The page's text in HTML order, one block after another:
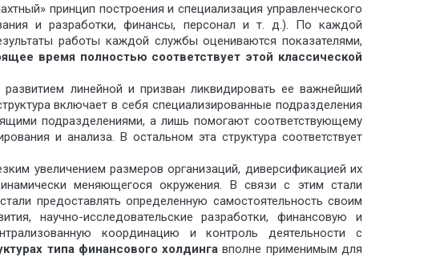
принцип построения и специализация управленческого
и разработки, финансы, персонал и т. д.). По каждой
работы каждой службы оцениваются показателями,
время полностью соответствует этой классической
линейной и призван ликвидировать ее важнейший
включает в себя специализированные подразделения
подразделениями, а лишь помогают соответствующему
и анализа. В остальном эта структура соответствует
увеличением размеров организаций, диверсификацией их
меняющегося окружения. В связи с этим стали
предоставлять определенную самостоятельность своим
научно-исследовательские разработки, финансовую и
координацию и контроль деятельности с
типа финансового холдинга вполне применимым для